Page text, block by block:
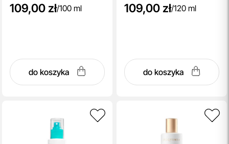
109,00 zł/100 ml
do koszyka
109,00 zł/120 ml
do koszyka